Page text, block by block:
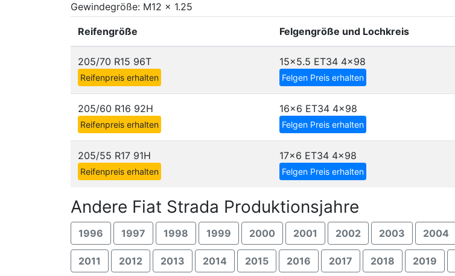
Gewindegröße: M12 x 1.25
Reifengröße Felgengröße und Lochkreis
205/70 R15 96T
Reifenpreis erhalten
15x5.5 ET34 4x98
Felgen Preis erhalten
205/60 R16 92H
Reifenpreis erhalten
16x6 ET34 4x98
Felgen Preis erhalten
205/55 R17 91H
Reifenpreis erhalten
17x6 ET34 4x98
Felgen Preis erhalten
Andere Fiat Strada Produktionsjahre
1996 1997 1998 1999 2000 2001 2002 2003 2004
2011 2012 2013 2014 2015 2016 2017 2018 2019